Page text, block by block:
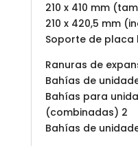
210 x 410 mm
210 x 420,5 mm
Soporte de placa
Ranuras de
Bahías de
Bahías para
(combinadas) 2
Bahías de